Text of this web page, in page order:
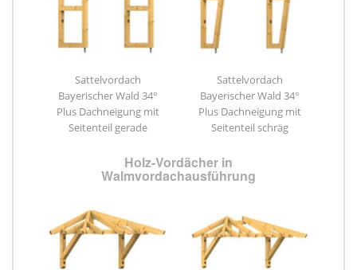
Sattelvordach
Bayerischer Wald 34°
Plus Dachneigung mit
Seitenteil gerade
Sattelvordach
Bayerischer Wald 34°
Plus Dachneigung mit
Seitenteil schräg
Holz-Vordächer in
Walmvordachausführung